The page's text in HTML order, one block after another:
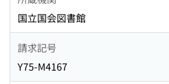
国立国会図書館
請求記号
Y75-M4167